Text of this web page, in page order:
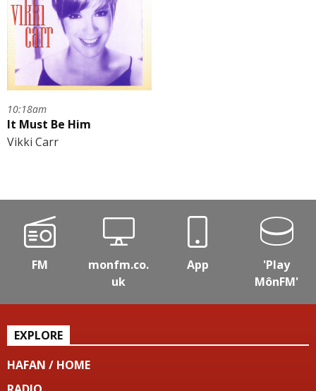
10:18am
It Must Be Him
Vikki Carr
FM
monfm.co.
uk
App
'Play
MônFM'
EXPLORE
HAFAN / HOME